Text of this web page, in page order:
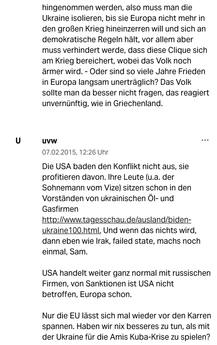
hingenommen werden, also muss man die
Ukraine isolieren, bis sie Europa nicht mehr in
den großen Krieg hineinzerren will und sich an
demokratische Regeln hält, vor allem aber
muss verhindert werde, dass diese Clique sich
am Krieg bereichert, wobei das Volk noch
ärmer wird. - Oder sind so viele Jahre Frieden
in Europa langsam unerträglich? Das Volk
sollte man da besser nicht fragen, das reagiert
unvernünftig, wie in Griechenland.
U uvw
07.02.2015, 12:26 Uhr
Die USA baden den Konflikt nicht aus, sie
profitieren davon. Ihre Leute (u.a. der
Sohnemann vom Vize) sitzen schon in den
Vorständen von ukrainischen Öl- und
Gasfirmen
http://www.tagesschau.de/ausland/biden-
ukraine100.html. Und wenn das nichts wird,
dann eben wie Irak, failed state, machs noch
einmal, Sam.
USA handelt weiter ganz normal mit russischen
Firmen, von Sanktionen ist USA nicht
betroffen, Europa schon.
Nur die EU lässt sich mal wieder vor den Karren
spannen. Haben wir nix besseres zu tun, als mit
der Ukraine für die Amis Kuba-Krise zu spielen?